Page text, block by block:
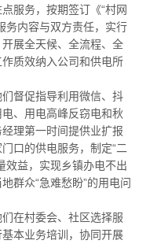
服务，按期签订《“村网
务内容与双方责任，实行
展全天候、全流程、全
质效纳入公司和供电所
督促指导利用微信、抖
、用电高峰反窃电和秋
理第一时间提供业扩报
口的供电服务，制定“二
效益，实现乡镇办电不出
群众“急难愁盼”的用电问
在村委会、社区选择服
本业务培训，协同开展